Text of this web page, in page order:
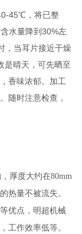
45℃，将已整
水量降到30%左
，当耳片接近干燥
是晴天，可先晒至
香味浓郁。加工
随时注意检查，
厚度大约在80mm
热量不被流失。
优点，明超机械
工作效率低等。